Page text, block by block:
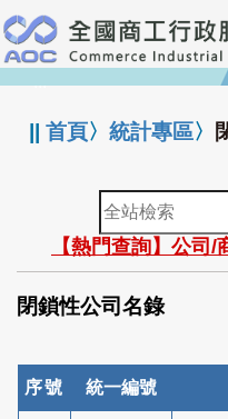
跳
到
主
要
:::
||首頁〉統計專區〉
全
站
檢
索
【熱門查詢】公司
閉鎖性公司名錄
序號 統一編號